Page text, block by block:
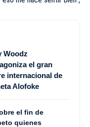
Woodz
el gran
internacional de
Alofoke
el fin de
quienes